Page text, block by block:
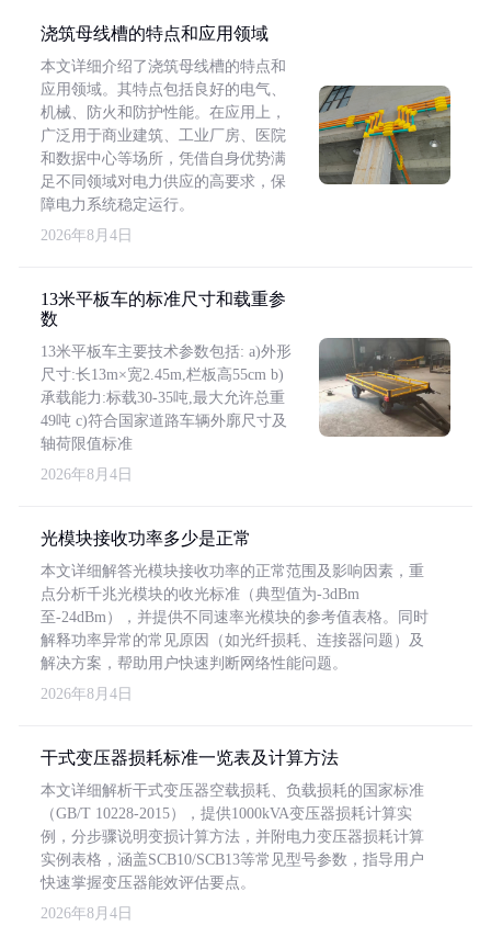
浇筑母线槽的特点和应用领域
本文详细介绍了浇筑母线槽的特点和
应用领域。其特点包括良好的电气、
机械、防火和防护性能。在应用上，
广泛用于商业建筑、工业厂房、医院
和数据中心等场所，凭借自身优势满
足不同领域对电力供应的高要求，保
障电力系统稳定运行。
2026年8月4日
13米平板车的标准尺寸和载重参
数
13米平板车主要技术参数包括: a)外形
尺寸:长13m×宽2.45m,栏板高55cm b)
承载能力:标载30-35吨,最大允许总重
49吨 c)符合国家道路车辆外廓尺寸及
轴荷限值标准
2026年8月4日
光模块接收功率多少是正常
本文详细解答光模块接收功率的正常范围及影响因素，重
点分析千兆光模块的收光标准（典型值为-3dBm
至-24dBm），并提供不同速率光模块的参考值表格。同时
解释功率异常的常见原因（如光纤损耗、连接器问题）及
解决方案，帮助用户快速判断网络性能问题。
2026年8月4日
干式变压器损耗标准一览表及计算方法
本文详细解析干式变压器空载损耗、负载损耗的国家标准
（GB/T 10228-2015），提供1000kVA变压器损耗计算实
例，分步骤说明变损计算方法，并附电力变压器损耗计算
实例表格，涵盖SCB10/SCB13等常见型号参数，指导用户
快速掌握变压器能效评估要点。
2026年8月4日